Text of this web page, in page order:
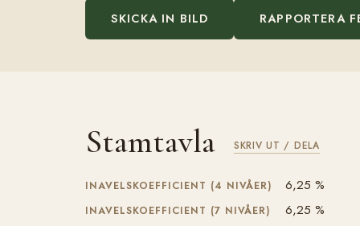
SKICKA IN BILD RAPPORTERA
Stamtavla SKRIV UT / DELA
INAVELSKOEFFICIENT (4 NIVÅER) 6,25 %
INAVELSKOEFFICIENT (7 NIVÅER) 6,25 %